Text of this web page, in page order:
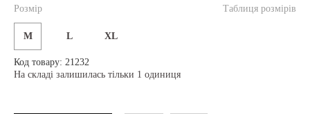
Таблиця розмірів
Розмір
M L XL
Код товару: 21232
На складі залишилась тільки 1 одиниця